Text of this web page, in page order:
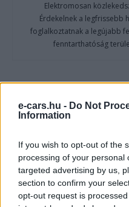
e-cars.hu - Do Not
Information
If you wish to opt-out of the
processing of your personal
targeted advertising by us,
section to confirm your
opt-out request is
Elektromosan
Érdekelnek a legfrissebb
foglalkoztatnak a legújabb
fenntarthatóság
KAPCSOLÓDÓ CIKKEK
Elektromos
autó
5% lehet
A